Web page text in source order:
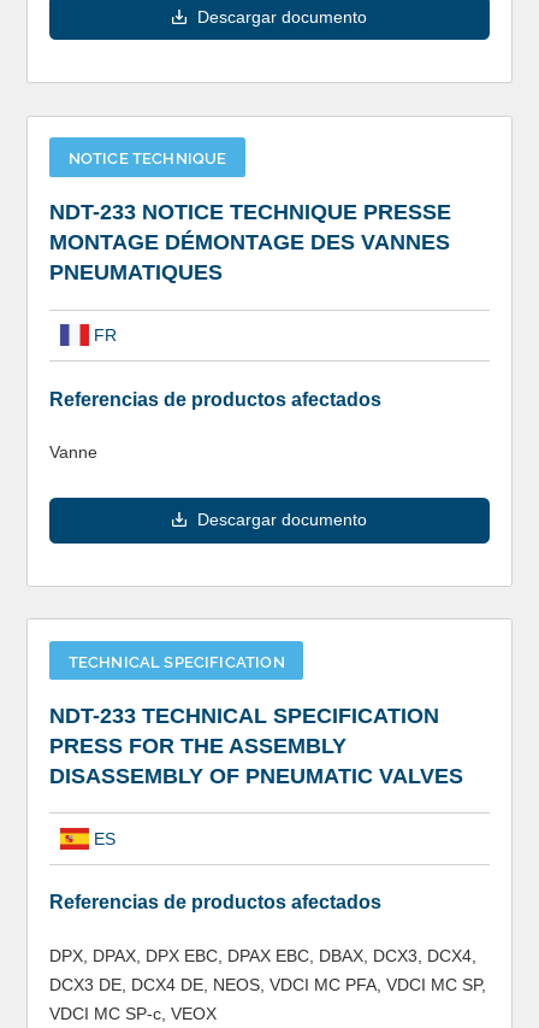
Descargar documento
NOTICE TECHNIQUE
NDT-233 NOTICE TECHNIQUE PRESSE
MONTAGE DÉMONTAGE DES VANNES
PNEUMATIQUES
FR
Referencias de productos afectados
Vanne
Descargar documento
TECHNICAL SPECIFICATION
NDT-233 TECHNICAL SPECIFICATION
PRESS FOR THE ASSEMBLY
DISASSEMBLY OF PNEUMATIC VALVES
ES
Referencias de productos afectados
DPX, DPAX, DPX EBC, DPAX EBC, DBAX, DCX3, DCX4,
DCX3 DE, DCX4 DE, NEOS, VDCI MC PFA, VDCI MC SP,
VDCI MC SP-c, VEOX